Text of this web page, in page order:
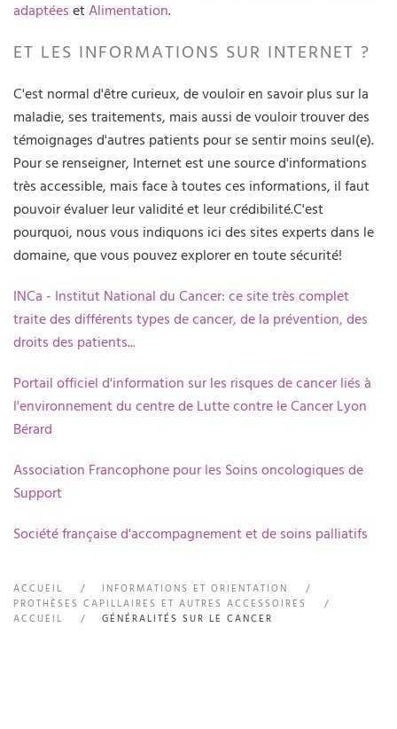
adaptées etAlimentation.
ET LES INFORMATIONS SUR INTERNET ?
C'est normal d'être curieux, de vouloir en savoir plus sur la
maladie, ses traitements, mais aussi de vouloir trouver des
témoignages d'autres patients pour se sentir moins seul(e).
Pour se renseigner, Internet est une source d'informations
très accessible, mais face à toutes ces informations, il faut
pouvoir évaluer leur validité et leur crédibilité.C'est
pourquoi, nous vous indiquons ici des sites experts dans le
domaine, que vous pouvez explorer en toute sécurité!
INCa - Institut National du Cancer: ce site très complet
traite des différents types de cancer, de la prévention, des
droits des patients...
Portail officiel d'information sur les risques de cancer liés à
l'environnement du centre de Lutte contre le Cancer Lyon
Bérard
Association Francophone pour les Soins oncologiques de
Support
Société française d'accompagnement et de soins palliatifs
ACCUEIL
INFORMATIONS ET ORIENTATION
PROTHÈSES CAPILLAIRES ET AUTRES ACCESSOIRES
ACCUEIL
GÉNÉRALITÉS SUR LE CANCER